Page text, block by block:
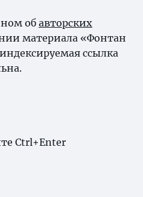
об авторских
материала «Фонтан
ссылка
Ctrl+Enter